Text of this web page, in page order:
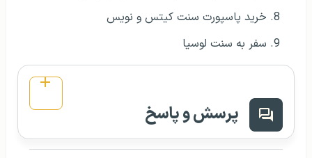
خرید پاسپورت سنت کیتس و نویس
سفر به سنت لوسیا
پرسش و پاسخ